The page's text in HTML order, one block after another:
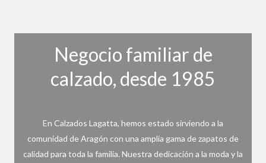
Negocio familiar de
calzado, desde 1985
En Calzados Lagatta, hemos estado sirviendo a la
comunidad de Aragón con una amplia gama de zapatos de
calidad para toda la familia. Nuestra dedicación a la moda y la